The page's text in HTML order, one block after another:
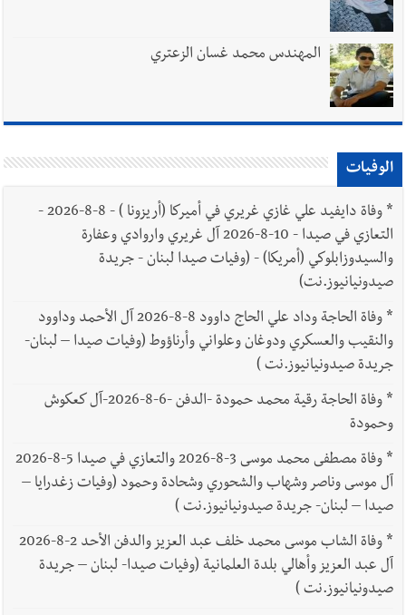
المهندس محمد غسان الزعتري
الوفيات
*
وفاة دايفيد علي غازي غريري في أميركا (أريزونا ) - 8-8-2026 -
التعازي في صيدا - 10-8-2026 آل غريري واروادي وعفارة
والسيدوزابلوكي (أمريكا) - (وفيات صيدا لبنان - جريدة
صيدونيانيوز.نت)
*
وفاة الحاجة وداد علي الحاج داوود 8-8-2026 آل الأحمد وداوود
والنقيب والعسكري ودوغان وعلواني وأرناؤوط (وفيات صيدا – لبنان-
جريدة صيدونيانيوز.نت )
*
وفاة الحاجة رقية محمد حمودة -الدفن -6-8-2026-آل كعكوش
وحمودة
*
وفاة مصطفى محمد موسى 3-8-2026 والتعازي في صيدا 5-8-2026
آل موسى وناصر وشهاب والشحوري وشحادة وحمود (وفيات زغدرايا –
صيدا – لبنان- جريدة صيدونيانيوز.نت )
*
وفاة الشاب موسى محمد خلف عبد العزيز والدفن الأحد 2-8-2026
آل عبد العزيز وأهالي بلدة العلمانية (وفيات صيدا- لبنان – جريدة
صيدونيانيوز.نت )